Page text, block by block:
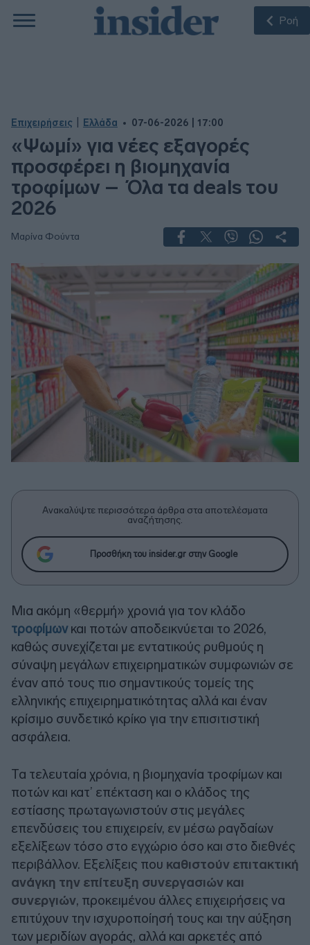
Ροή
Επιχειρήσεις Ελλάδα 07-06-2026 | 17:00
«Ψωμί» για νέες εξαγορές
προσφέρει η βιομηχανία
τροφίμων – Όλα τα deals του
2026
Μαρίνα Φούντα
Ανακαλύψτε περισσότερα άρθρα στα αποτελέσματα
αναζήτησης.
Προσθήκη του insider.gr στην Google
Μια ακόμη «θερμή» χρονιά για τον κλάδο
τροφίμωνκαι ποτών αποδεικνύεται το 2026,
καθώς συνεχίζεται με εντατικούς ρυθμούς η
σύναψη μεγάλων επιχειρηματικών συμφωνιών σε
έναν από τους πιο σημαντικούς τομείς της
ελληνικής επιχειρηματικότητας αλλά και έναν
κρίσιμο συνδετικό κρίκο για την επισιτιστική
ασφάλεια.
Τα τελευταία χρόνια, η βιομηχανία τροφίμων και
ποτών και κατ’ επέκταση και ο κλάδος της
εστίασης πρωταγωνιστούν στις μεγάλες
επενδύσεις του επιχειρείν, εν μέσω ραγδαίων
εξελίξεων τόσο στο εγχώριο όσο και στο διεθνές
περιβάλλον. Εξελίξεις που καθιστούν επιτακτική
ανάγκη την επίτευξη συνεργασιών και
συνεργιών, προκειμένου άλλες επιχειρήσεις να
επιτύχουν την ισχυροποίησή τους και την αύξηση
των μεριδίων αγοράς, αλλά και αρκετές από